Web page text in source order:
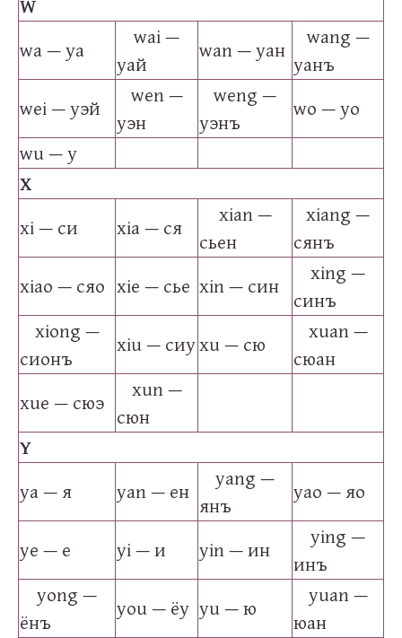
W
wa — уа
wai —
уай
wan — уан
wang —
уанъ
wei — уэй
wen —
уэн
weng —
уэнъ
wo — уо
wu — у
X
xi — си
xia — ся
xian —
сьен
xiang —
сянъ
xiao — сяо xie — сье xin — син
xing —
синъ
xiong —
сионъ
xiu — сиуxu — сю
xuan —
сюан
xue — сюэ
xun —
сюн
Y
ya — я
yan — ен
yang —
янъ
yao — яо
ye — е yi — и yin — ин
ying —
инъ
yong —
ёнъ
you — ёу yu — ю
yuan —
юан